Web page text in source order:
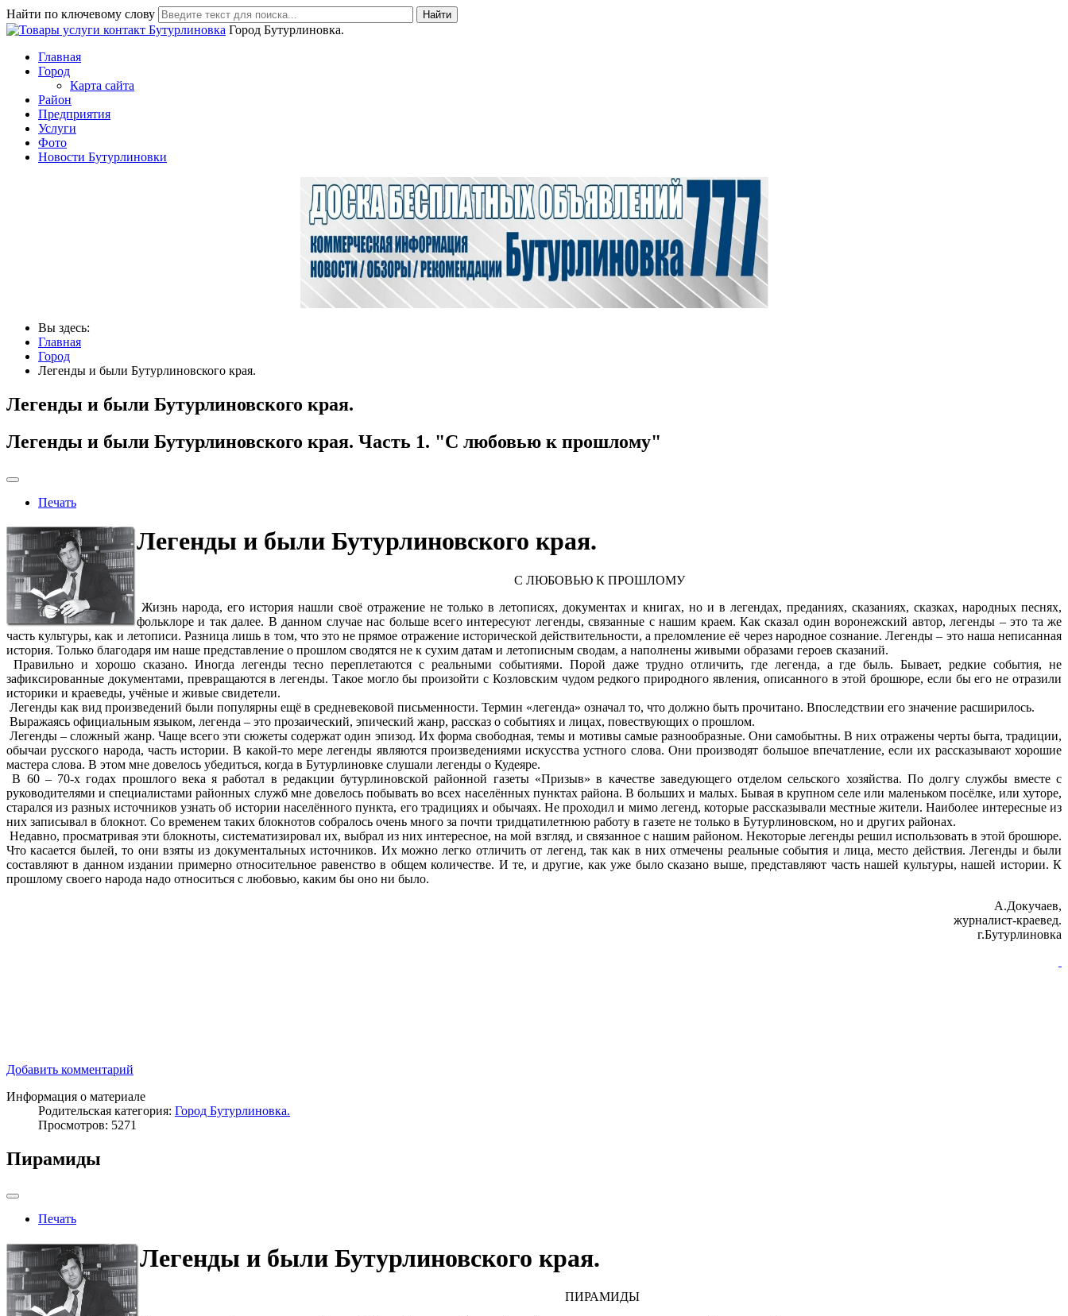
Найти по ключевому слову Найти
Город Бутурлиновка.
Главная
Город
Карта сайта
Район
Предприятия
Услуги
Фото
Новости Бутурлиновки
Вы здесь:
Главная
Город
Легенды и были Бутурлиновского края.
Легенды и были Бутурлиновского края.
Легенды и были Бутурлиновского края. Часть 1. "С любовью к прошлому"
Печать
Легенды и были Бутурлиновского края.
С ЛЮБОВЬЮ К ПРОШЛОМУ
Жизнь народа, его история нашли своё отражение не только в летописях, документах и книгах, но и в легендах, преданиях, сказаниях, сказках, народных песнях,
фольклоре и так далее. В данном случае нас больше всего интересуют легенды, связанные с нашим краем. Как сказал один воронежский автор, легенды – это та же
часть культуры, как и летописи. Разница лишь в том, что это не прямое отражение исторической действительности, а преломление её через народное сознание. Легенды – это наша неписанная
история. Только благодаря им наше представление о прошлом сводятся не к сухим датам и летописным сводам, а наполнены живыми образами героев сказаний.
Правильно и хорошо сказано. Иногда легенды тесно переплетаются с реальными событиями. Порой даже трудно отличить, где легенда, а где быль. Бывает, редкие события, не
зафиксированные документами, превращаются в легенды. Такое могло бы произойти с Козловским чудом редкого природного явления, описанного в этой брошюре, если бы его не отразили
историки и краеведы, учёные и живые свидетели.
Легенды как вид произведений были популярны ещё в средневековой письменности. Термин «легенда» означал то, что должно быть прочитано. Впоследствии его значение расширилось.
Выражаясь официальным языком, легенда – это прозаический, эпический жанр, рассказ о событиях и лицах, повествующих о прошлом.
Легенды – сложный жанр. Чаще всего эти сюжеты содержат один эпизод. Их форма свободная, темы и мотивы самые разнообразные. Они самобытны. В них отражены черты быта, традиции,
обычаи русского народа, часть истории. В какой-то мере легенды являются произведениями искусства устного слова. Они производят большое впечатление, если их рассказывают хорошие
мастера слова. В этом мне довелось убедиться, когда в Бутурлиновке слушали легенды о Кудеяре.
В 60 – 70-х годах прошлого века я работал в редакции бутурлиновской районной газеты «Призыв» в качестве заведующего отделом сельского хозяйства. По долгу службы вместе с
руководителями и специалистами районных служб мне довелось побывать во всех населённых пунктах района. В больших и малых. Бывая в крупном селе или маленьком посёлке, или хуторе,
старался из разных источников узнать об истории населённого пункта, его традициях и обычаях. Не проходил и мимо легенд, которые рассказывали местные жители. Наиболее интересные из
них записывал в блокнот. Со временем таких блокнотов собралось очень много за почти тридцатилетнюю работу в газете не только в Бутурлиновском, но и других районах.
Недавно, просматривая эти блокноты, систематизировал их, выбрал из них интересное, на мой взгляд, и связанное с нашим районом. Некоторые легенды решил использовать в этой брошюре.
Что касается былей, то они взяты из документальных источников. Их можно легко отличить от легенд, так как в них отмечены реальные события и лица, место действия. Легенды и были
составляют в данном издании примерно относительное равенство в общем количестве. И те, и другие, как уже было сказано выше, представляют часть нашей культуры, нашей истории. К
прошлому своего народа надо относиться с любовью, каким бы оно ни было.
А.Докучаев,
журналист-краевед.
г.Бутурлиновка
Добавить комментарий
Информация о материале
Родительская категория: Город Бутурлиновка.
Просмотров: 5271
Пирамиды
Печать
Легенды и были Бутурлиновского края.
ПИРАМИДЫ